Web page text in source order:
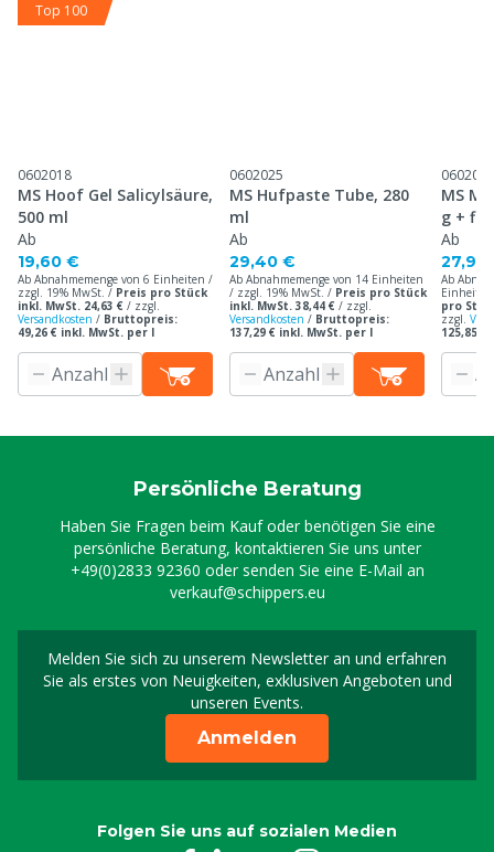
Top 100
0602018
MS Hoof Gel Salicylsäure,
500 ml
Ab
19,60 €
Ab Abnahmemenge von 6 Einheiten /
zzgl. 19% MwSt. / Preis pro Stück
inkl. MwSt. 24,63 € / zzgl.
Versandkosten / Bruttopreis:
49,26 € inkl. MwSt. per l
0602025
MS Hufpaste Tube, 280
ml
Ab
29,40 €
Ab Abnahmemenge von 14 Einheiten
/ zzgl. 19% MwSt. / Preis pro Stück
inkl. MwSt. 38,44 € / zzgl.
Versandkosten / Bruttopreis:
137,29 € inkl. MwSt. per l
0602045
MS
g +
Ab
27,90
Ab
pro
zzgl.
125,85
Persönliche Beratung
Haben Sie Fragen beim Kauf oder benötigen Sie eine
persönliche Beratung, kontaktieren Sie uns unter
+49(0)2833 92360 oder senden Sie eine E-Mail an
verkauf@schippers.eu
Melden Sie sich zu unserem Newsletter an und erfahren
Sie als erstes von Neuigkeiten, exklusiven Angeboten und
unseren Events.
Melden Sie sich für
Anmelden
Folgen Sie uns auf sozialen Medien